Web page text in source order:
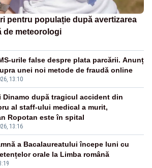
pentru populație după avertizarea
de meteorologi
13:10
urile false despre plata parcării. Anunț
unei noi metode de fraudă online
13:16
Dinamo după tragicul accident din
al staff-ului medical a murit,
Ropotan este în spital
a Bacalaureatului începe luni cu
orale la Limba română